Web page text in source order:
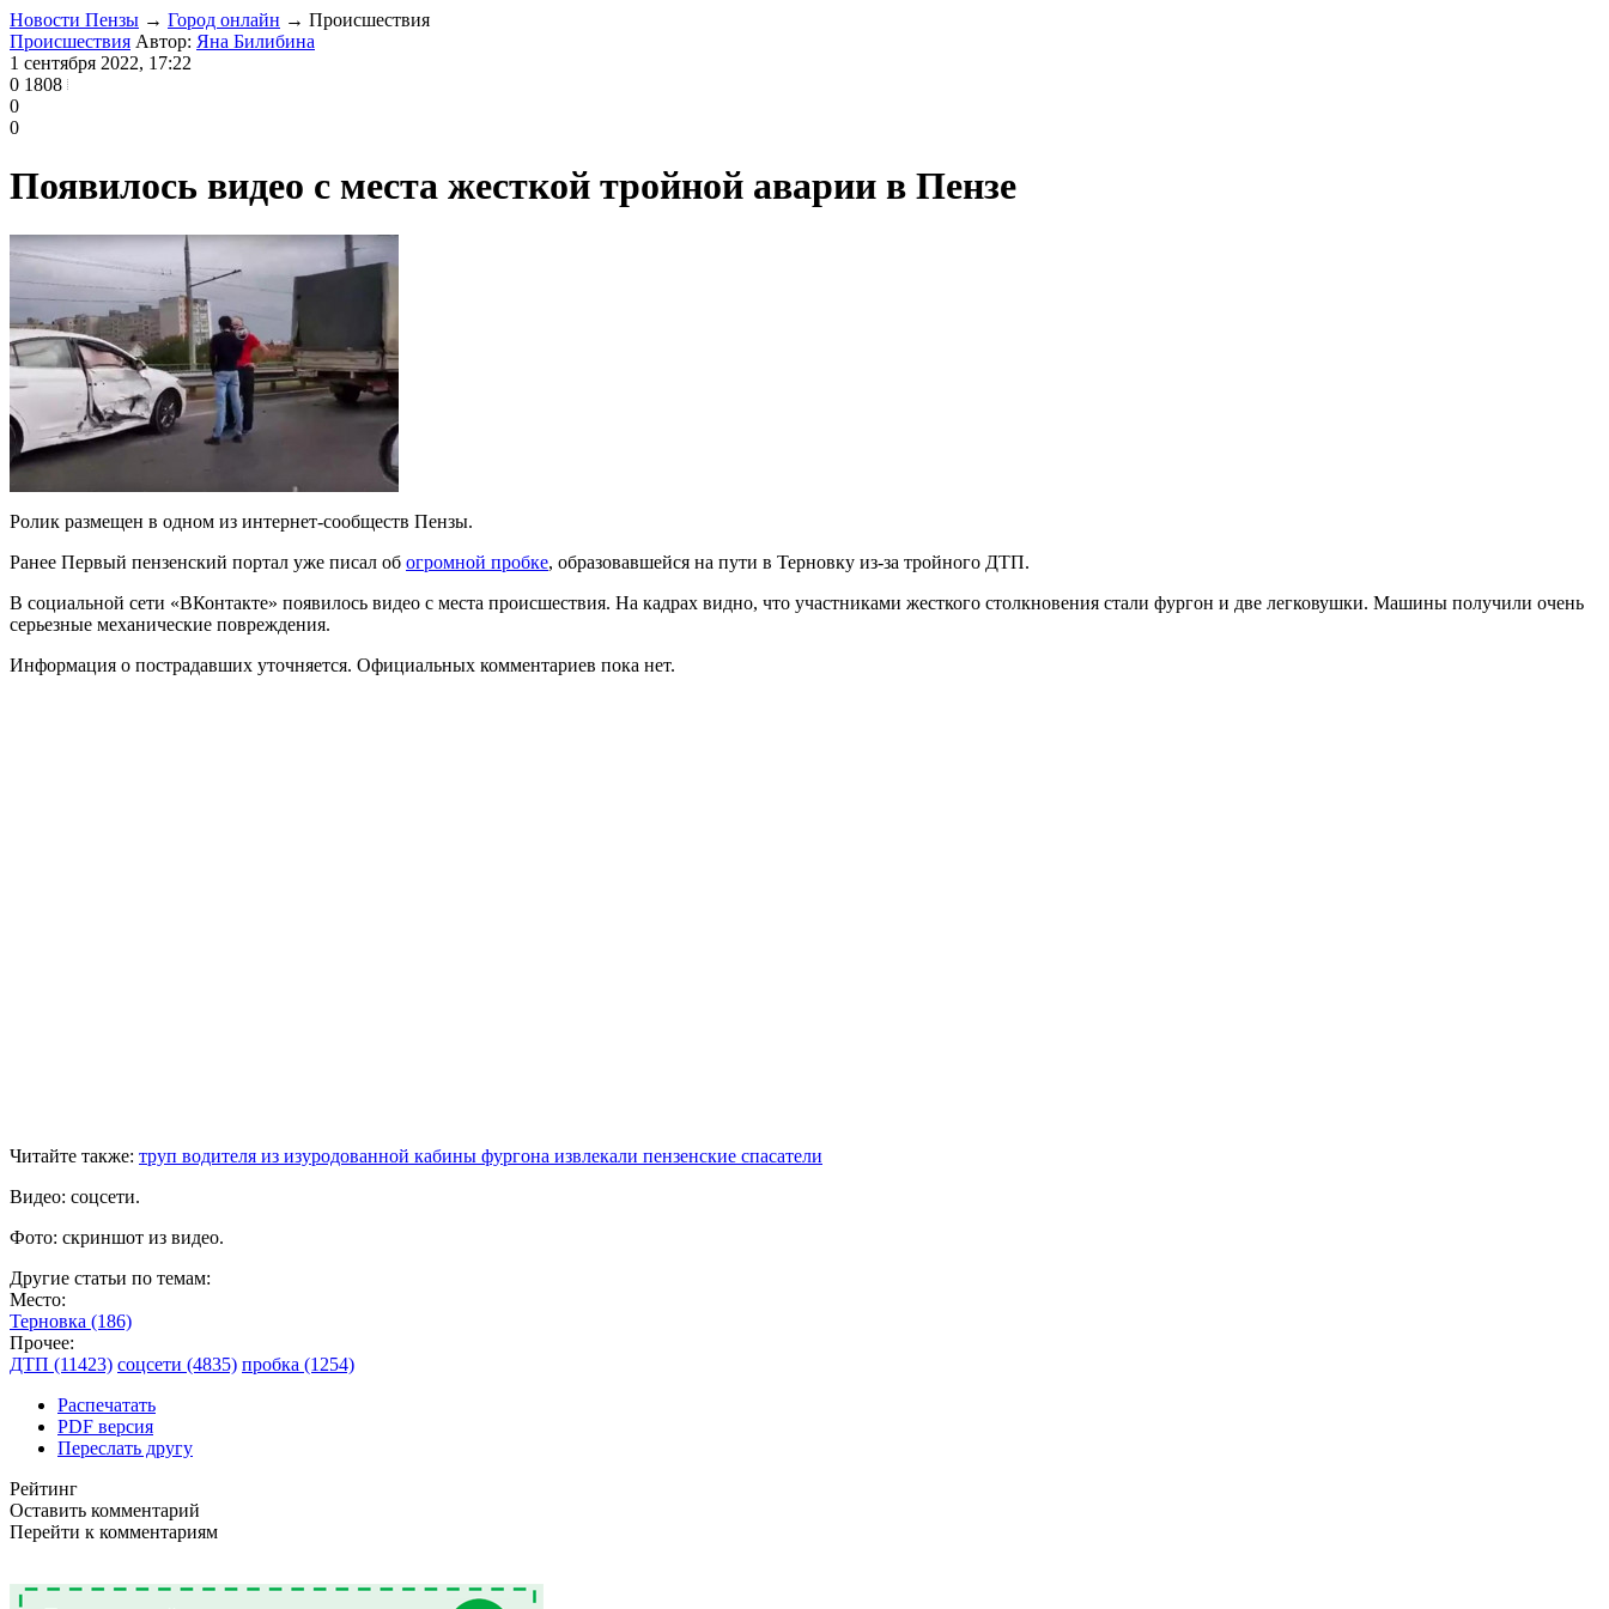
Новости Пензы → Город онлайн → Проиcшествия
Проиcшествия Автор: Яна Билибина
1 сентября 2022, 17:22
0 1808
0
0
Появилось видео с места жесткой тройной аварии в Пензе
Ролик размещен в одном из интернет-сообществ Пензы.
Ранее Первый пензенский портал уже писал об огромной пробке, образовавшейся на пути в Терновку из-за тройного ДТП.
В социальной сети «ВКонтакте» появилось видео с места происшествия. На кадрах видно, что участниками жесткого столкновения стали фургон и две легковушки. Машины получили очень
серьезные механические повреждения.
Информация о пострадавших уточняется. Официальных комментариев пока нет.
Читайте также: труп водителя из изуродованной кабины фургона извлекали пензенские спасатели
Видео: соцсети.
Фото: скриншот из видео.
Другие статьи по темам:
Место:
Терновка (186)
Прочее:
ДТП (11423) соцсети (4835) пробка (1254)
Распечатать
PDF версия
Переслать другу
Рейтинг
Оставить комментарий
Перейти к комментариям